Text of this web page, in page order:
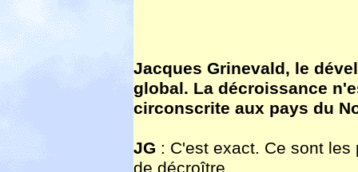
Jacques Grinevald, le
global. La décroissance
circonscrite aux pays du
JG : C'est exact. Ce sont
de décroître.